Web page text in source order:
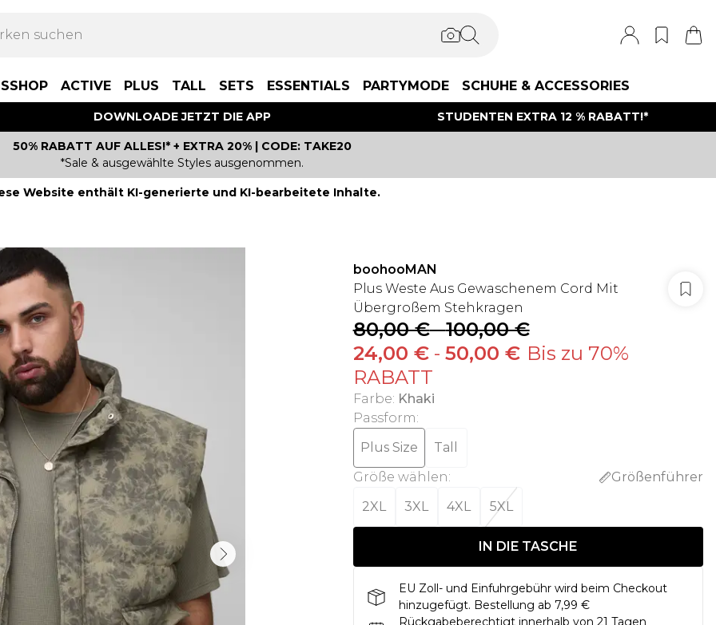
ACTIVE PLUS TALL SETS ESSENTIALS PARTYMODE SCHUHE & ACCESSORIES
DOWNLOADE JETZT DIE APP STUDENTEN EXTRA 12 % RABATT!*
50% RABATT AUF ALLES!* + EXTRA 20% | CODE: TAKE20
*Sale & ausgewählte Styles ausgenommen.
Website enthält KI-generierte und KI-bearbeitete Inhalte.
boohooMAN
Plus Weste Aus Gewaschenem Cord Mit
Übergroßem Stehkragen
80,00 €-100,00 €
24,00 €- 50,00 € Bis zu 70%
RABATT
Farbe: Khaki
Passform:
Plus Size
Tall
Größe wählen:
Größenführer
2XL
3XL 4XL 5XL
IN DIE TASCHE
EU Zoll- und Einfuhrgebühr wird beim Checkout
hinzugefügt. Bestellung ab 7,99 €
Rückgabeberechtigt innerhalb von 21 Tagen